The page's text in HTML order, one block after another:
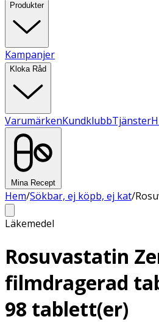
Produkter
Kampanjer
Kloka Råd
VarumärkenKundklubbTjänster
Mina Recept
Hem/Sökbar, ej köpb, ej kat/
Läkemedel
Rosuvastatin
filmdragerad
98 tablett(er)